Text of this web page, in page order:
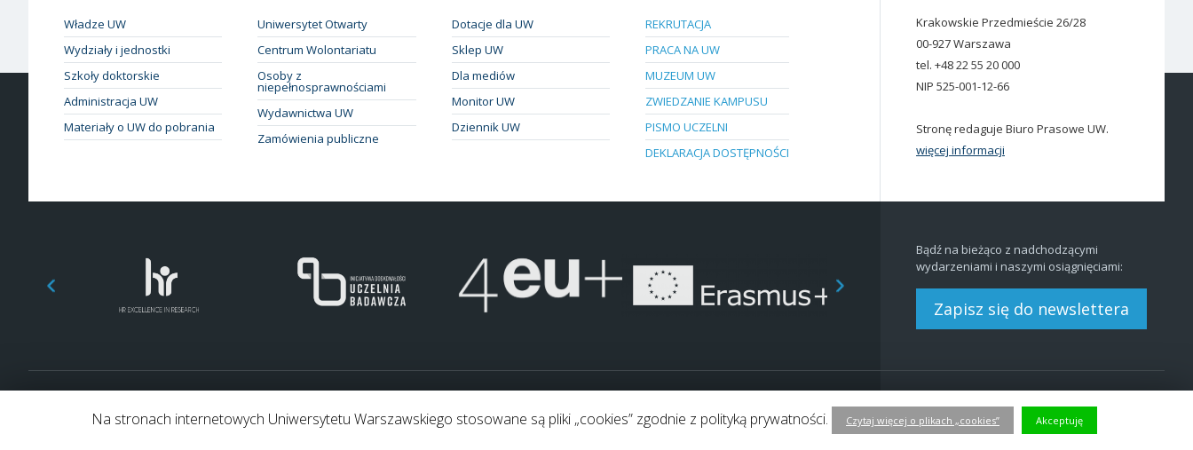
Władze UW
Wydziały i jednostki
Szkoły doktorskie
Administracja UW
Materiały o UW do pobrania
Uniwersytet Otwarty
Centrum Wolontariatu
Osoby z
niepełnosprawnościami
Wydawnictwa UW
Zamówienia publiczne
Dotacje dla UW
Sklep UW
Dla mediów
Monitor UW
Dziennik UW
REKRUTACJA
PRACA NA UW
MUZEUM UW
ZWIEDZANIE KAMPUSU
PISMO UCZELNI
DEKLARACJA DOSTĘPNOŚCI
Krakowskie Przedmieście 26/28
00-927 Warszawa
tel. +48 22 55 20 000
NIP 525-001-12-66
Stronę redaguje Biuro Prasowe UW.
więcej informacji
Bądź na bieżąco z nadchodzącymi
wydarzeniami i naszymi osiągnięciami:
Zapisz się do newslettera
BIP|EN
Na stronach internetowych Uniwersytetu Warszawskiego stosowane są pliki „cookies” zgodnie z polityką prywatności. Czytaj więcej o plikach „cookies” Akceptuję